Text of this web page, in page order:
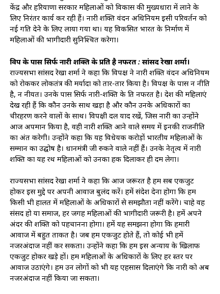
केंद्र और हरियाणा सरकार महिलाओं को विकास की मुख्यधारा में लाने के
लिए निरंतर कार्य कर रही हैं। नारी शक्ति वंदन अधिनियम इसी परिवर्तन को
नई गति देने के लिए लाया गया था। यह विकसित भारत के निर्माण में
महिलाओं की भागीदारी सुनिश्चित करेगा।
विपक्ष के पास सिर्फ नारी शक्ति के प्रति है नफरत : सांसद रेखा शर्मा।
राज्यसभा सांसद रेखा शर्मा ने कहा कि विपक्ष ने नारी शक्ति वंदन अधिनियम
को रोककर लोकतंत्र की मर्यादा को तार-तार किया है। विपक्ष के पास न नीति
है, न नीयत। उनके पास सिर्फ नारी-शक्ति के प्रति नफरत है। देश की महिलाएं
देख रही हैं कि कौन उनके साथ खड़ा है और कौन उनके अधिकारों का
चीरहरण करने वालों के साथ। विपक्षी दल याद रखें, जिस नारी का उन्होंने
आज अपमान किया है, वही नारी शक्ति आने वाले समय में इनकी राजनीति
का अंत करेगी। उन्होंने कहा कि यह विधेयक करोड़ों भारतीय महिलाओं के
सम्मान का उद्घोष है। प्रधानमंत्री जी रुकने वाले नहीं हैं। उनके नेतृत्व में नारी
शक्ति का यह रथ महिलाओं को उनका हक दिलाकर ही दम लेगा।
राज्यसभा सांसद रेखा शर्मा ने कहा कि आज जरूरत है हम सब एकजुट
होकर इस मुद्दे पर अपनी आवाज बुलंद करें। हमें संदेश देना होगा कि हम
किसी भी हालत में महिलाओं के अधिकारों से समझौता नहीं करेंगे। चाहे वह
संसद हो या समाज, हर जगह महिलाओं की भागीदारी जरूरी है। हमें अपने
अंदर की शक्ति को पहचानना होगा। हमें यह समझना होगा कि हमारी
आवाज में बहुत ताकत है। जब हम एकजुट होते हैं, तो कोई भी हमें
नजरअंदाज नहीं कर सकता। उन्होंने कहा कि हम इस अन्याय के खिलाफ
एकजुट होकर खड़े हों। हम महिलाओं के अधिकारों के लिए हर स्तर पर
आवाज उठाएंगे। हम उन लोगों को भी यह एहसास दिलाएंगे कि नारी को अब
नजरअंदाज नहीं किया जा सकता।